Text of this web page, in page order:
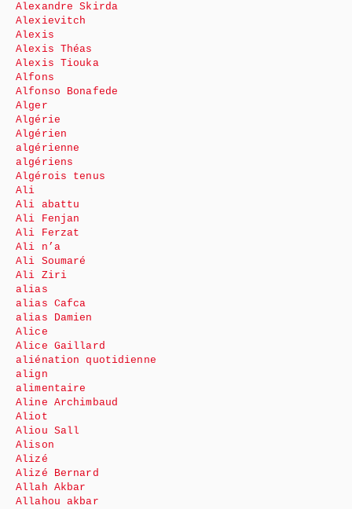
Alexandre Skirda
Alexievitch
Alexis
Alexis Théas
Alexis Tiouka
Alfons
Alfonso Bonafede
Alger
Algérie
Algérien
algérienne
algériens
Algérois tenus
Ali
Ali abattu
Ali Fenjan
Ali Ferzat
Ali n’a
Ali Soumaré
Ali Ziri
alias
alias Cafca
alias Damien
Alice
Alice Gaillard
aliénation quotidienne
align
alimentaire
Aline Archimbaud
Aliot
Aliou Sall
Alison
Alizé
Alizé Bernard
Allah Akbar
Allahou akbar